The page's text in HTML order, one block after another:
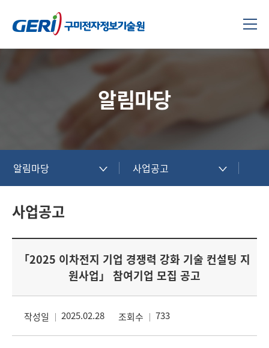
알림마당
알림마당 사업공고
사업공고
「2025 이차전지 기업 경쟁력 강화 기술 컨설팅 지
원사업」 참여기업 모집 공고
작성일 2025.02.28 조회수 733